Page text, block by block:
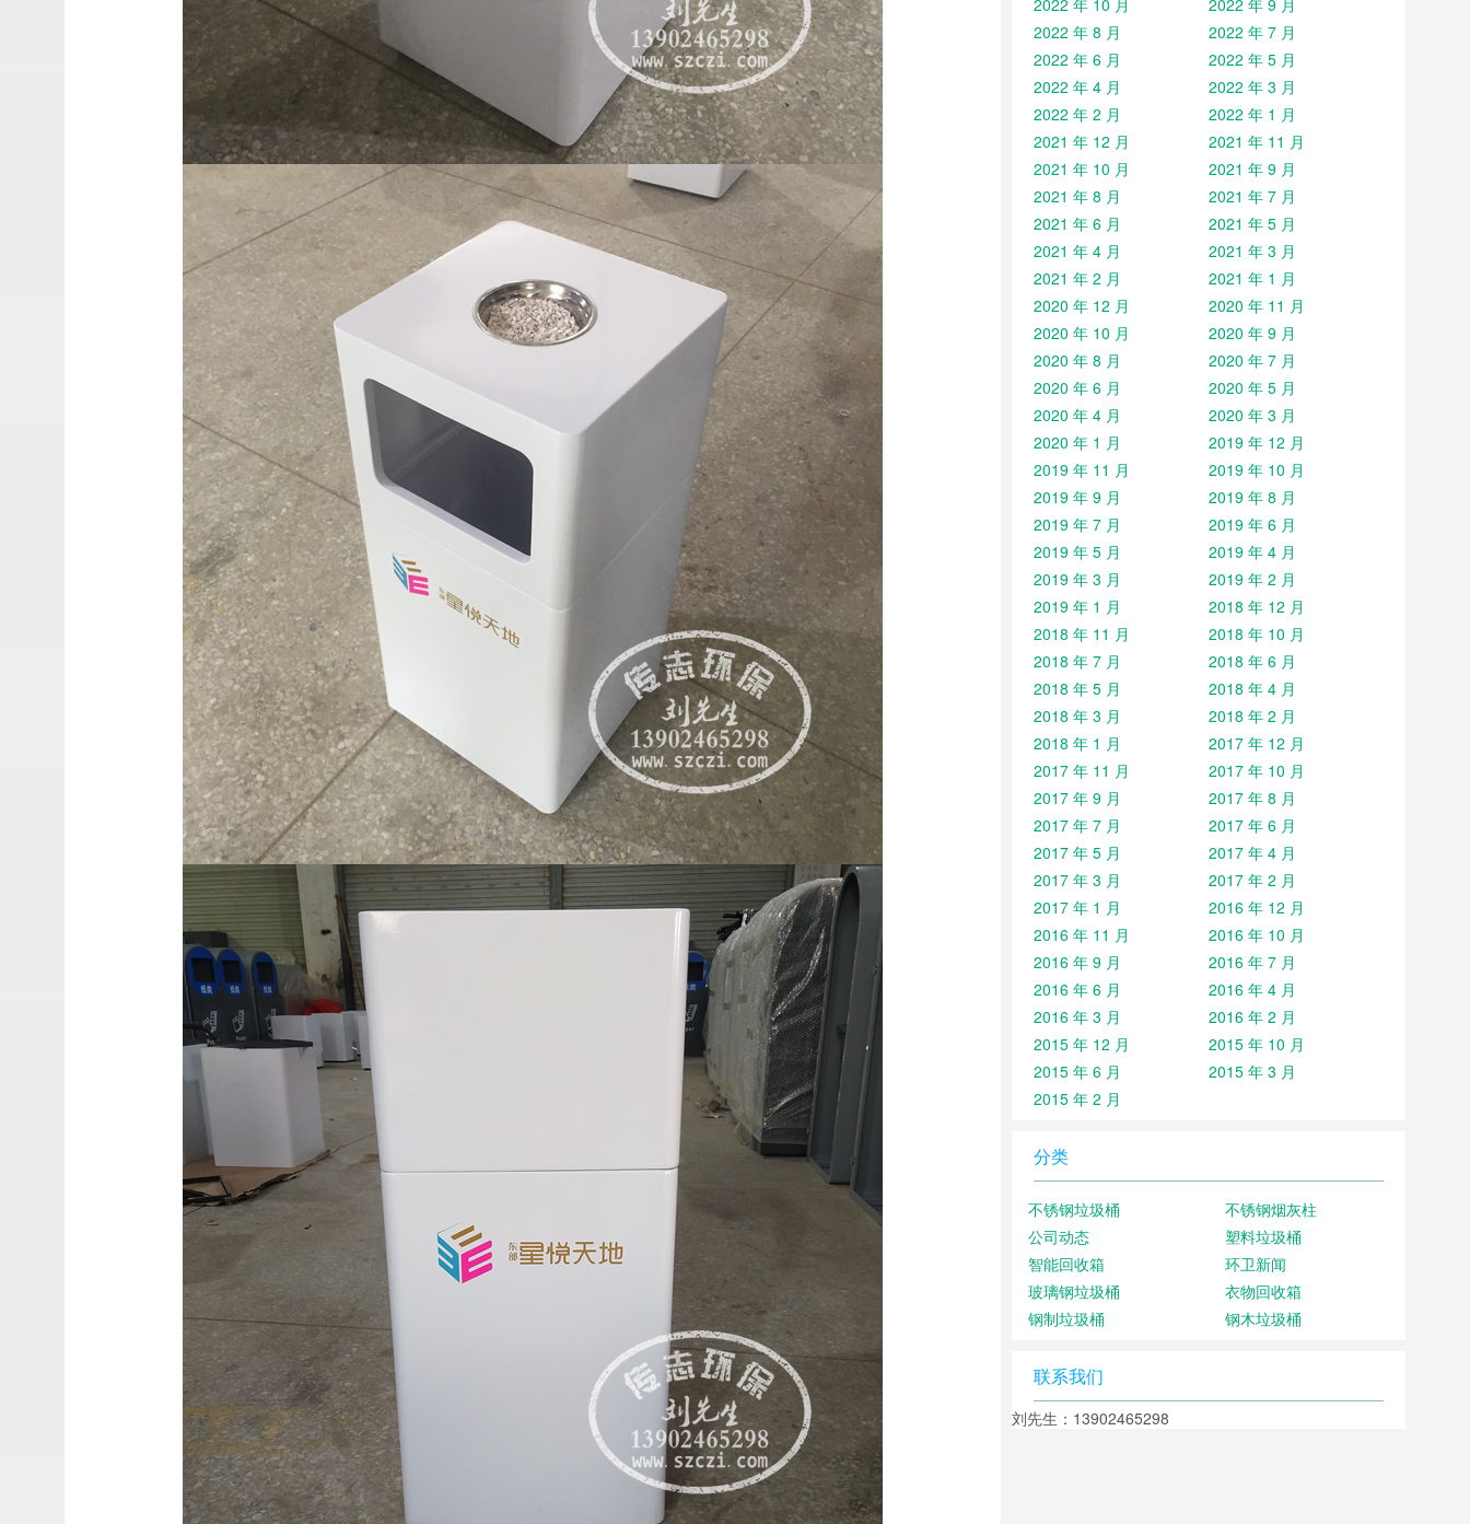
2022 年 10 月
2022 年 9 月
2022 年 8 月
2022 年 7 月
2022 年 6 月
2022 年 5 月
2022 年 4 月
2022 年 3 月
2022 年 2 月
2022 年 1 月
2021 年 12 月
2021 年 11 月
2021 年 10 月
2021 年 9 月
2021 年 8 月
2021 年 7 月
2021 年 6 月
2021 年 5 月
2021 年 4 月
2021 年 3 月
2021 年 2 月
2021 年 1 月
2020 年 12 月
2020 年 11 月
2020 年 10 月
2020 年 9 月
2020 年 8 月
2020 年 7 月
2020 年 6 月
2020 年 5 月
2020 年 4 月
2020 年 3 月
2020 年 1 月
2019 年 12 月
2019 年 11 月
2019 年 10 月
2019 年 9 月
2019 年 8 月
2019 年 7 月
2019 年 6 月
2019 年 5 月
2019 年 4 月
2019 年 3 月
2019 年 2 月
2019 年 1 月
2018 年 12 月
2018 年 11 月
2018 年 10 月
2018 年 7 月
2018 年 6 月
2018 年 5 月
2018 年 4 月
2018 年 3 月
2018 年 2 月
2018 年 1 月
2017 年 12 月
2017 年 11 月
2017 年 10 月
2017 年 9 月
2017 年 8 月
2017 年 7 月
2017 年 6 月
2017 年 5 月
2017 年 4 月
2017 年 3 月
2017 年 2 月
2017 年 1 月
2016 年 12 月
2016 年 11 月
2016 年 10 月
2016 年 9 月
2016 年 7 月
2016 年 6 月
2016 年 4 月
2016 年 3 月
2016 年 2 月
2015 年 12 月
2015 年 10 月
2015 年 6 月
2015 年 3 月
2015 年 2 月
分类
不锈钢垃圾桶
不锈钢烟灰柱
公司动态
塑料垃圾桶
智能回收箱
环卫新闻
玻璃钢垃圾桶
衣物回收箱
钢制垃圾桶
钢木垃圾桶
联系我们
刘先生：13902465298